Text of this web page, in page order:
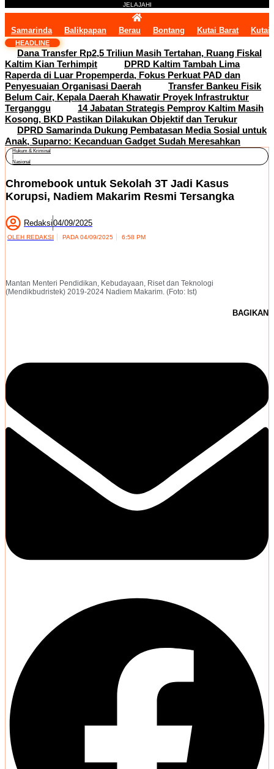
JELAJAHI
Samarinda Balikpapan Berau Bontang Kutai Barat Kutai
HEADLINE
Dana Transfer Rp2,5 Triliun Masih Tertahan, Ruang Fiskal
Kaltim Kian Terhimpit
DPRD Kaltim Tambah Lima
Raperda di Luar Propemperda, Fokus Perkuat PAD dan
Penyesuaian Organisasi Daerah
Transfer Bankeu Fisik
Belum Cair, Kepala Daerah Khawatir Proyek Infrastruktur
Terganggu
14 Jabatan Strategis Pemprov Kaltim Masih
Kosong, BKD Pastikan Dilakukan Objektif dan Terukur
DPRD Samarinda Dukung Pembatasan Media Sosial untuk
Anak, Suparno: Kecanduan Gadget Sudah Meresahkan
Hukum & Kriminal
Nasional
Chromebook untuk Sekolah 3T Jadi Kasus
Korupsi, Nadiem Makarim Resmi Tersangka
Redaksi04/09/2025
OLEH REDAKSI PADA 04/09/2025 6:58 PM
Mantan Menteri Pendidikan, Kebudayaan, Riset dan Teknologi
(Mendikbudristek) 2019-2024 Nadiem Makarim. (Foto: Ist)
BAGIKAN